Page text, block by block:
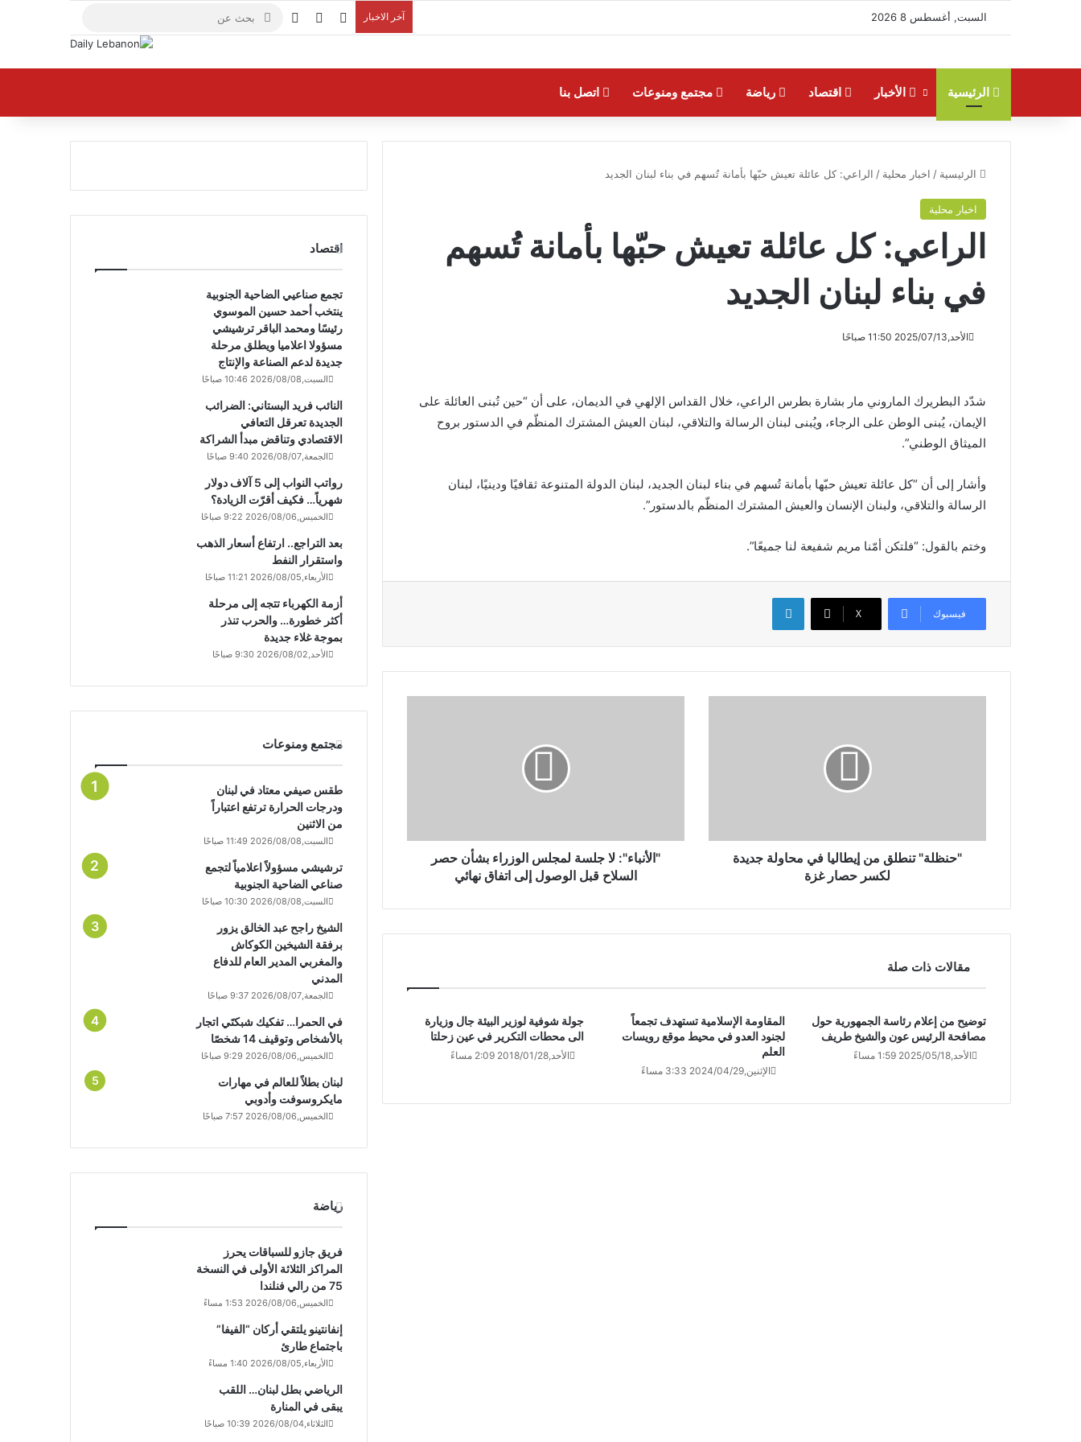
السبت, أغسطس 8 2026 آخر الاخبار فيسبوك يوتيوب بحث
الرئيسية الأخبار اقتصاد رياضة مجتمع ومنوعات اتصل بنا
الرئيسية / اخبار محلية / الراعي: كل عائلة تعيش حبّها بأمانة تُسهم في بناء لبنان الجديد
اخبار محلية
الراعي: كل عائلة تعيش حبّها بأمانة تُسهم
في بناء لبنان الجديد
الأحد,2025/07/13 11:50 صباحًا
شدّد البطريرك الماروني مار بشارة بطرس الراعي، خلال القداس الإلهي في الديمان، على أن “حين تُبنى العائلة على
الإيمان، يُبنى الوطن على الرجاء، ويُبنى ​لبنان الرسالة​ والتلاقي، لبنان العيش المشترك المنظّم في الدستور بروح
الميثاق الوطني”.
وأشار إلى أن “كل عائلة تعيش حبّها بأمانة تُسهم في بناء لبنان الجديد، لبنان الدولة المتنوعة ثقافيًا ودينيًا، لبنان
الرسالة والتلاقي، ولبنان الإنسان والعيش المشترك المنظّم بالدستور”.
وختم بالقول: “فلتكن أمّنا مريم شفيعة لنا جميعًا”.
فيسبوك X
لينكدإن
"الأنباء": لا جلسة لمجلس الوزراء بشأن حصر
السلاح قبل الوصول إلى اتفاق نهائي
"حنظلة" تنطلق من إيطاليا في محاولة جديدة
لكسر حصار غزة
مقالات ذات صلة
جولة شوفية لوزير البيئة جال وزيارة
الى محطات التكرير في عين زحلتا
الأحد,2018/01/28 2:09 مساءً
المقاومة الإسلامية تستهدف تجمعاً
‏لجنود العدو في محيط موقع ‏رويسات
العلم
الإثنين,2024/04/29 3:33 مساءً
توضيح من إعلام رئاسة الجمهورية حول
مصافحة الرئيس عون والشيخ طريف
الأحد,2025/05/18 1:59 مساءً
اقتصاد
تجمع صناعيي الضاحية الجنوبية
ينتخب أحمد حسين الموسوي
رئيسًا ومحمد الباقر ترشيشي
مسؤولا اعلاميا ويطلق مرحلة
جديدة لدعم الصناعة والإنتاج
السبت,2026/08/08 10:46 صباحًا
النائب فريد البستاني: الضرائب
الجديدة تعرقل التعافي
الاقتصادي وتناقض مبدأ الشراكة
الجمعة,2026/08/07 9:40 صباحًا
رواتب النواب إلى 5 آلاف دولار
شهرياً… فكيف أقرّت الزيادة؟
الخميس,2026/08/06 9:22 صباحًا
بعد التراجع.. ارتفاع أسعار الذهب
واستقرار النفط
الأربعاء,2026/08/05 11:21 صباحًا
أزمة الكهرباء تتجه إلى مرحلة
أكثر خطورة… والحرب تنذر
بموجة غلاء جديدة
الأحد,2026/08/02 9:30 صباحًا
مجتمع ومنوعات
طقس صيفي معتاد في لبنان
ودرجات الحرارة ترتفع اعتباراً
من الاثنين
السبت,2026/08/08 11:49 صباحًا
ترشيشي مسؤولاً اعلامياً لتجمع
صناعي الضاحية الجنوبية
السبت,2026/08/08 10:30 صباحًا
الشيخ راجح عبد الخالق يزور
برفقة الشيخين الكوكاش
والمغربي المدير العام للدفاع
المدني
الجمعة,2026/08/07 9:37 صباحًا
في الحمرا… تفكيك شبكتَي اتجار
بالأشخاص وتوقيف 14 شخصًا
الخميس,2026/08/06 9:29 صباحًا
لبنان بطلاً للعالم في مهارات
مايكروسوفت وأدوبي
الخميس,2026/08/06 7:57 صباحًا
رياضة
فريق جازو للسباقات يحرز
المراكز الثلاثة الأولى في النسخة
75 من رالي فنلندا
الخميس,2026/08/06 1:53 مساءً
إنفانتينو يلتقي أركان “الفيفا”
باجتماع طارئ
الأربعاء,2026/08/05 1:40 مساءً
الرياضي بطل لبنان… اللقب
يبقى في المنارة
الثلاثاء,2026/08/04 10:39 صباحًا